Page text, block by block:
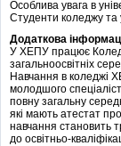
Особлива увага в
Студенти коледжу та
Додаткова
У ХЕПУ працює
загальноосвітніх
Навчання в коледжі
молодшого
повну загальну
які мають атестат
навчання становить
до освітньо-